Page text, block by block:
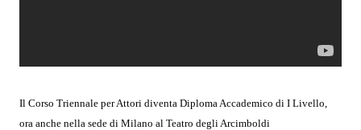
Il Corso Triennale per Attori diventa Diploma Accademico di I Livello,
ora anche nella sede di Milano al Teatro degli Arcimboldi